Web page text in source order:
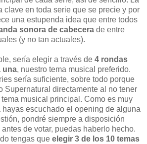
clave en toda serie que se precie y por
una estupenda idea que entre todos
sonora de cabecera de entre
(y no tan actuales).
sería elegir a través de 4 rondas
una, nuestro tema musical preferido.
sería suficiente, sobre todo porque
Supernatural directamente al no tener
musical principal. Como es muy
escuchado el opening de alguna
pondré siempre a disposición
de votar, puedas haberlo hecho.
tengas que elegir 3 de los 10 temas